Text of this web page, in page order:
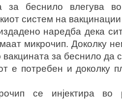
за беснило влегува
систем на
наредба дека
микрочип. Доколку
вакцината за беснило да
е потребен и доколку
се инјектира